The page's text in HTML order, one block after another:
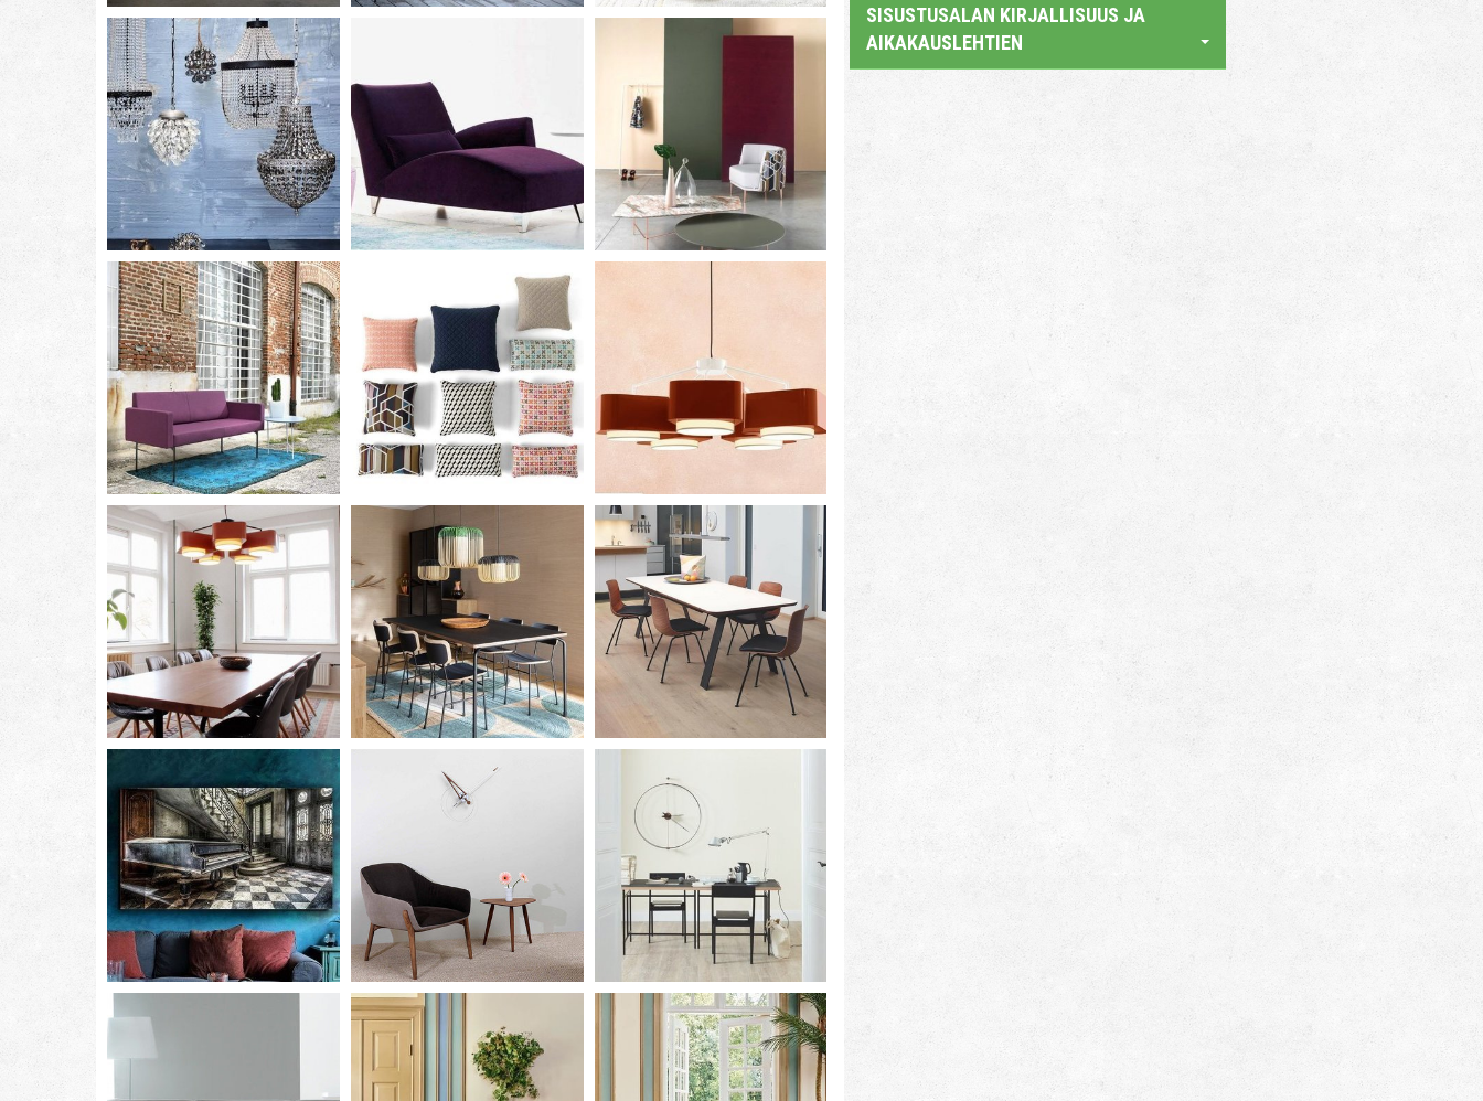
SISUSTUSALAN KIRJALLISUUS JA
AIKAKAUSLEHTIEN